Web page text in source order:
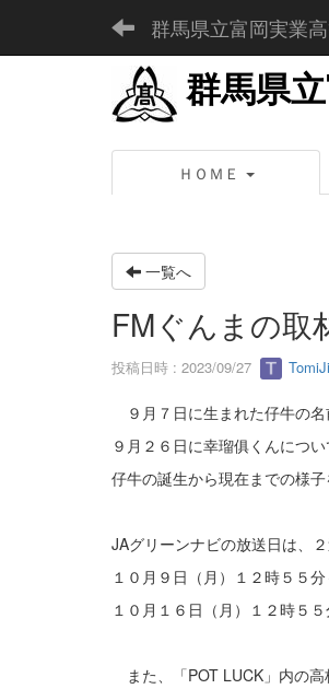
群馬県立富岡実業
群馬県
ＨＯＭＥ
一覧へ
FMぐんまの取
投稿日時 : 2023/09/27
９月７日に生まれた仔牛の名
９月２６日に幸瑠俱くんにつ
仔牛の誕生から現在までの様
JAグリーンナビの放送日は、
１０月９日（月）１２時５５分
１０月１６日（月）１２時５５
また、「POT LUCK」内の高